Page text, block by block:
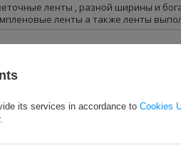
ленты , разной ширины и
ленты а также ленты
цвета к
курьерских компаний и
its services in accordance to Cookies